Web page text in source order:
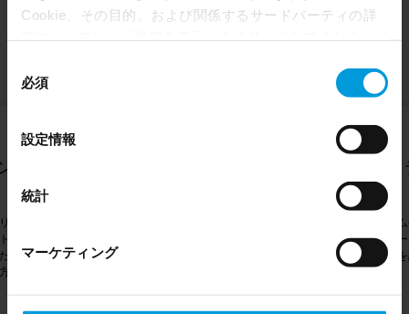
Cookie、その目的、および関係するサードパーティの詳
いつでも同意を撤回できます。
agreements and model clauses with our third-party
providers’ European entities, we shall inform you that the
that, from an EU perspective (please see latest status
), for US owned companies (such as Microsoft and
the US, as they may possibly be required to give data
必須
設定情報
統計
マーケティング
ト
モートの
。システ
い、また
に最適で
な機能を確保するエキスパートチームにア
シ
システ
はリモ
マンス